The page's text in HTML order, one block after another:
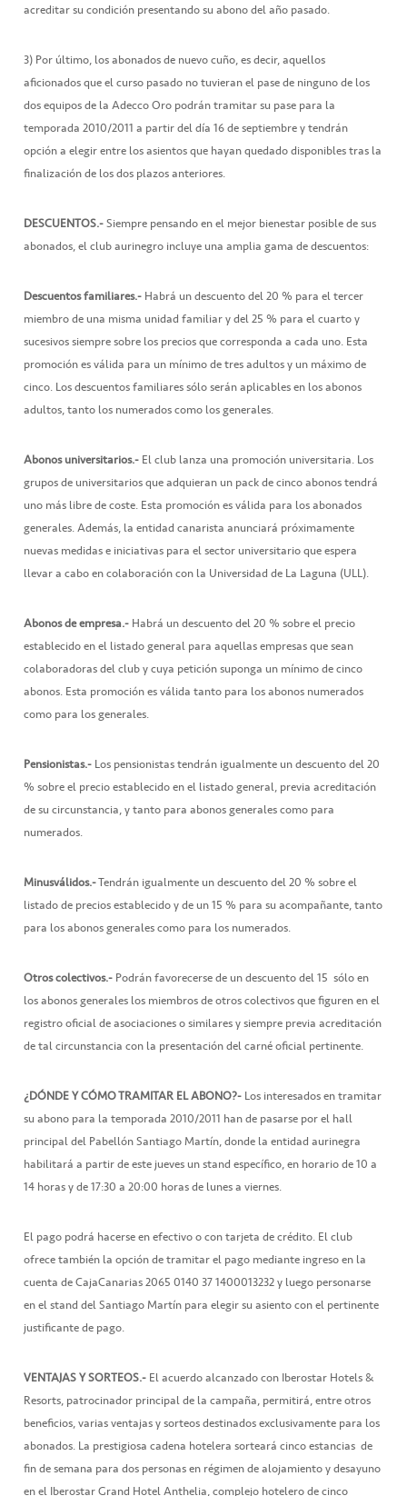
acreditar su condición presentando su abono del año pasado.
3) Por último, los abonados de nuevo cuño, es decir, aquellos
aficionados que el curso pasado no tuvieran el pase de ninguno de los
dos equipos de la Adecco Oro podrán tramitar su pase para la
temporada 2010/2011 a partir del día 16 de septiembre y tendrán
opción a elegir entre los asientos que hayan quedado disponibles tras la
finalización de los dos plazos anteriores.
DESCUENTOS.-Siempre pensando en el mejor bienestar posible de sus
abonados, el club aurinegro incluye una amplia gama de descuentos:
Descuentos familiares.- Habrá un descuento del 20 % para el tercer
miembro de una misma unidad familiar y del 25 % para el cuarto y
sucesivos siempre sobre los precios que corresponda a cada uno. Esta
promoción es válida para un mínimo de tres adultos y un máximo de
cinco. Los descuentos familiares sólo serán aplicables en los abonos
adultos, tanto los numerados como los generales.
Abonos universitarios.- El club lanza una promoción universitaria. Los
grupos de universitarios que adquieran un pack de cinco abonos tendrá
uno más libre de coste. Esta promoción es válida para los abonados
generales. Además, la entidad canarista anunciará próximamente
nuevas medidas e iniciativas para el sector universitario que espera
llevar a cabo en colaboración con la Universidad de La Laguna (ULL).
Abonos de empresa.- Habrá un descuento del 20 % sobre el precio
establecido en el listado general para aquellas empresas que sean
colaboradoras del club y cuya petición suponga un mínimo de cinco
abonos. Esta promoción es válida tanto para los abonos numerados
como para los generales.
Pensionistas.- Los pensionistas tendrán igualmente un descuento del 20
% sobre el precio establecido en el listado general, previa acreditación
de su circunstancia, y tanto para abonos generales como para
numerados.
Minusválidos.-Tendrán igualmente un descuento del 20 % sobre el
listado de precios establecido y de un 15 % para su acompañante, tanto
para los abonos generales como para los numerados.
Otros colectivos.- Podrán favorecerse de un descuento del 15  sólo en
los abonos generales los miembros de otros colectivos que figuren en el
registro oficial de asociaciones o similares y siempre previa acreditación
de tal circunstancia con la presentación del carné oficial pertinente.
¿DÓNDE Y CÓMO TRAMITAR EL ABONO?- Los interesados en tramitar
su abono para la temporada 2010/2011 han de pasarse por el hall
principal del Pabellón Santiago Martín, donde la entidad aurinegra
habilitará a partir de este jueves un stand específico, en horario de 10 a
14 horas y de 17:30 a 20:00 horas de lunes a viernes.
El pago podrá hacerse en efectivo o con tarjeta de crédito. El club
ofrece también la opción de tramitar el pago mediante ingreso en la
cuenta de CajaCanarias 2065 0140 37 1400013232 y luego personarse
en el stand del Santiago Martín para elegir su asiento con el pertinente
justificante de pago.
VENTAJAS Y SORTEOS.- El acuerdo alcanzado con Iberostar Hotels &
Resorts, patrocinador principal de la campaña, permitirá, entre otros
beneficios, varias ventajas y sorteos destinados exclusivamente para los
abonados. La prestigiosa cadena hotelera sorteará cinco estancias de
fin de semana para dos personas en régimen de alojamiento y desayuno
en el Iberostar Grand Hotel Anthelia, complejo hotelero de cinco